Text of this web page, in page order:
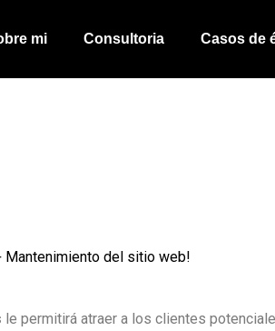
mi Consultoria Casos de
Mantenimiento del sitio web!
le permitirá atraer a los clientes